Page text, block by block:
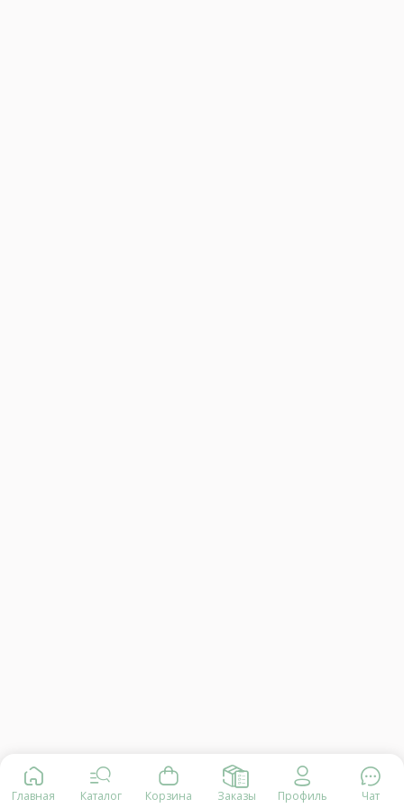
Главная Каталог Корзина Заказы Профиль Чат